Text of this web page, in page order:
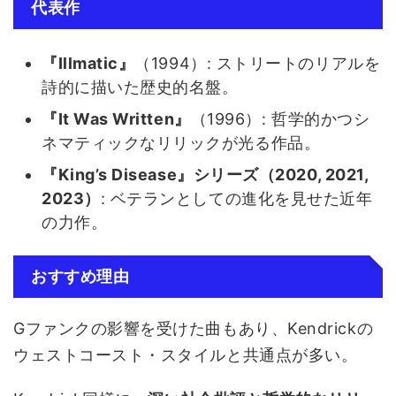
代表作
『Illmatic』
（1994）: ストリートのリアルを
詩的に描いた歴史的名盤。
『It Was Written』
（1996）: 哲学的かつシ
ネマティックなリリックが光る作品。
『King’s Disease』シリーズ（2020, 2021,
2023） : ベテランとしての進化を見せた近年
の力作。
おすすめ理由
Gファンクの影響を受けた曲もあり、Kendrickの
ウェストコースト・スタイルと共通点が多い。